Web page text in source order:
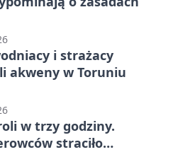
i strażacy
akweny w Toruniu
w trzy godziny.
straciło